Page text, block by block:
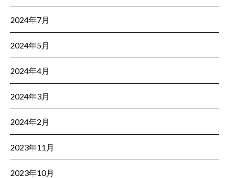
2024年7月
2024年5月
2024年4月
2024年3月
2024年2月
2023年11月
2023年10月